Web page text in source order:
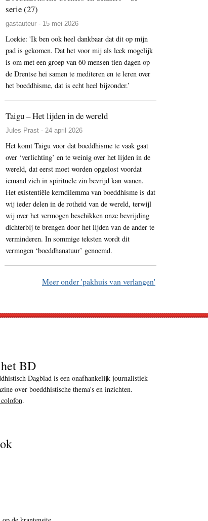
serie (27)
gastauteur - 15 mei 2026
Loekie: 'Ik ben ook heel dankbaar dat dit op mijn
pad is gekomen. Dat het voor mij als leek mogelijk
is om met een groep van 60 mensen tien dagen op
de Drentse hei samen te mediteren en te leren over
het boeddhisme, dat is echt heel bijzonder.’
Taigu – Het lijden in de wereld
Jules Prast - 24 april 2026
Het komt Taigu voor dat boeddhisme te vaak gaat
over ‘verlichting’ en te weinig over het lijden in de
wereld, dat eerst moet worden opgelost voordat
iemand zich in spirituele zin bevrijd kan wanen.
Het existentiële kerndilemma van boeddhisme is dat
wij ieder delen in de rotheid van de wereld, terwijl
wij over het vermogen beschikken onze bevrijding
dichterbij te brengen door het lijden van de ander te
verminderen. In sommige teksten wordt dit
vermogen ‘boeddhanatuur’ genoemd.
Meer onder 'pakhuis van verlangen'
BD
Dagblad is een onafhankelijk journalistiek
over boeddhistische thema’s en inzichten.
.